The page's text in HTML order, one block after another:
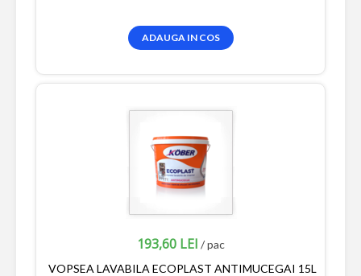
ADAUGA IN COS
193,60 LEI / pac
VOPSEA LAVABILA ECOPLAST ANTIMUCEGAI 15L